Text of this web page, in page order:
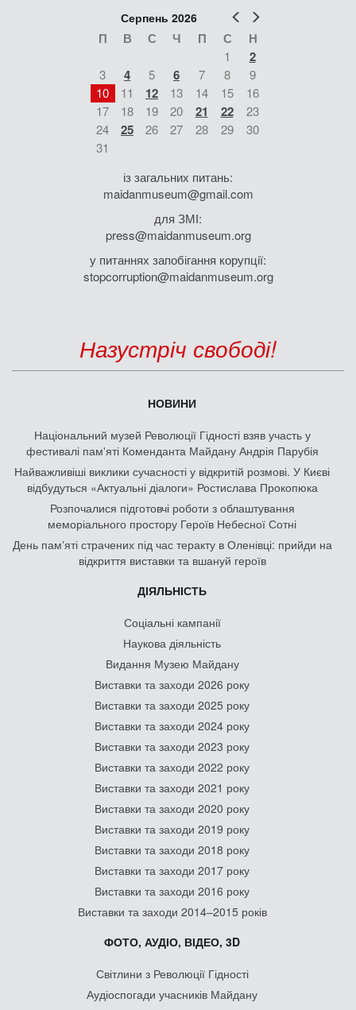
Попер
Серпень 2026
П В С Ч П С Н
1 2
3 4 5 6 7 8
9
10
11 12 13 14 15
16
17
18 19 20 21 22
23
24
25 26 27 28 29
30
31
із загальних питань:
maidanmuseum@gmail.com
для ЗМІ:
press@maidanmuseum.org
у питаннях запобігання корупції:
stopcorruption@maidanmuseum.org
Назустріч свободі!
НОВИНИ
Національний музей Революції Гідності взяв участь у
фестивалі пам'яті Коменданта Майдану Андрія Парубія
Найважливіші виклики сучасності у відкритій розмові. У Києві
відбудуться «Актуальні діалоги» Ростислава Прокопюка
Розпочалися підготовчі роботи з облаштування
меморіального простору Героїв Небесної Сотні
День памʼяті страчених під час теракту в Оленівці: прийди на
відкриття виставки та вшануй героїв
ДІЯЛЬНІСТЬ
Соціальні кампанії
Наукова діяльність
Видання Музею Майдану
Виставки та заходи 2026 року
Виставки та заходи 2025 року
Виставки та заходи 2024 року
Виставки та заходи 2023 року
Виставки та заходи 2022 року
Виставки та заходи 2021 року
Виставки та заходи 2020 року
Виставки та заходи 2019 року
Виставки та заходи 2018 року
Виставки та заходи 2017 року
Виставки та заходи 2016 року
Виставки та заходи 2014–2015 років
ФОТО, АУДІО, ВІДЕО, 3D
Світлини з Революції Гідності
Аудіоспогади учасників Майдану